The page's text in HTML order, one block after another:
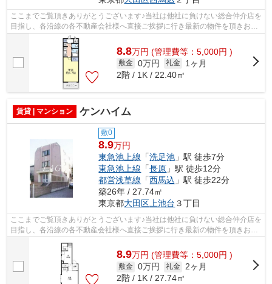
ここまでご覧頂きありがとうございます♪当社は他社に負けない総合仲介店を
目指し、各沿線の各不動産会社様へ直接ご挨拶に行き最新の物件を頂きお客
様へ提供しております！最新の情報は...
8.8万円 (管理費等：5,000円 )
敷金 0万円 礼金
1ヶ月
2階 / 1K / 22.40㎡
賃貸 | マンション ケンハイム
敷0
8.9万円
東急池上線 「洗足池 」駅 徒歩7分
東急池上線 「長原 」駅 徒歩12分
都営浅草線 「西馬込 」駅 徒歩22分
築26年 / 27.74㎡
東京都大田区 上池台 ３丁目
ここまでご覧頂きありがとうございます♪当社は他社に負けない総合仲介店を
目指し、各沿線の各不動産会社様へ直接ご挨拶に行き最新の物件を頂きお客
様へ提供しております！最新の情報は...
8.9万円 (管理費等：5,000円 )
敷金 0万円 礼金 2ヶ月
2階 / 1K / 27.74㎡